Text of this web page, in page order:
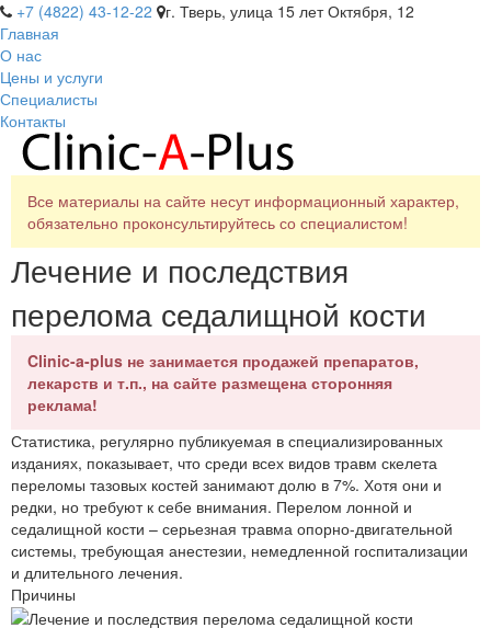
+7 (4822) 43-12-22
г. Тверь, улица 15 лет Октября, 12
Главная
О нас
Цены и услуги
Специалисты
Контакты
Все материалы на сайте несут информационный характер,
обязательно проконсультируйтесь со специалистом!
Лечение и последствия
перелома седалищной кости
Clinic-a-plus не занимается продажей препаратов,
лекарств и т.п., на сайте размещена сторонняя
реклама!
Статистика, регулярно публикуемая в специализированных
изданиях, показывает, что среди всех видов травм скелета
переломы тазовых костей занимают долю в 7%. Хотя они и
редки, но требуют к себе внимания. Перелом лонной и
седалищной кости – серьезная травма опорно-двигательной
системы, требующая анестезии, немедленной госпитализации
и длительного лечения.
Причины